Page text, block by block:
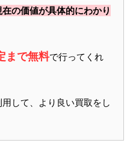
の価値が具体的にわかり
まで無料で行ってくれ
して、より良い買取をし